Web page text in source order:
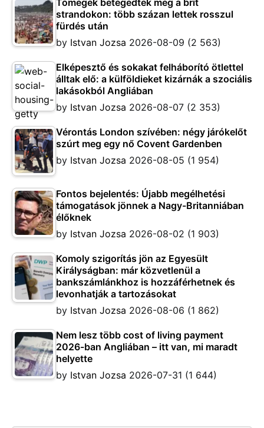
Tömegek betegedtek meg a brit
strandokon: több százan lettek rosszul
fürdés után
by Istvan Jozsa 2026-08-09 (2 563)
Elképesztő és sokakat felháborító ötlettel
álltak elő: a külföldieket kizárnák a szociális
lakásokból Angliában
by Istvan Jozsa 2026-08-07 (2 353)
Vérontás London szívében: négy járókelőt
szúrt meg egy nő Covent Gardenben
by Istvan Jozsa 2026-08-05 (1 954)
Fontos bejelentés: Újabb megélhetési
támogatások jönnek a Nagy-Britanniában
élőknek
by Istvan Jozsa 2026-08-02 (1 903)
Komoly szigorítás jön az Egyesült
Királyságban: már közvetlenül a
bankszámlánkhoz is hozzáférhetnek és
levonhatják a tartozásokat
by Istvan Jozsa 2026-08-06 (1 862)
Nem lesz több cost of living payment
2026-ban Angliában – itt van, mi maradt
helyette
by Istvan Jozsa 2026-07-31 (1 644)